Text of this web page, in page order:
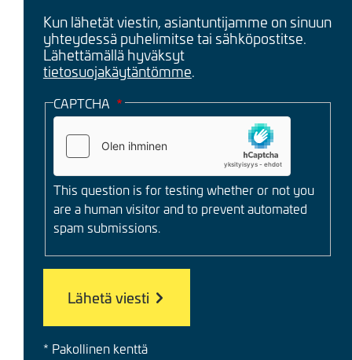
Kun lähetät viestin, asiantuntijamme on sinuun
yhteydessä puhelimitse tai sähköpostitse.
Lähettämällä hyväksyt
tietosuojakäytäntömme.
CAPTCHA
This question is for testing whether or not you
are a human visitor and to prevent automated
spam submissions.
* Pakollinen kenttä